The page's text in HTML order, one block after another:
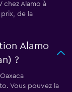
chez Alamo à
de la
Alamo
?
Vous pouvez la